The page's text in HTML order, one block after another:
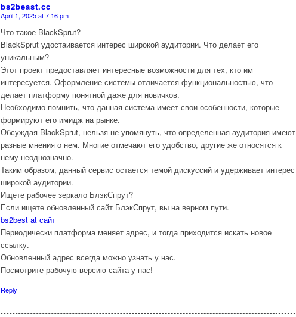
bs2beast.cc
says:
April 1, 2025 at 7:16 pm
Что такое BlackSprut?
BlackSprut удостаивается интерес широкой аудитории. Что делает его
уникальным?
Этот проект предоставляет интересные возможности для тех, кто им
интересуется. Оформление системы отличается функциональностью, что
делает платформу понятной даже для новичков.
Необходимо помнить, что данная система имеет свои особенности, которые
формируют его имидж на рынке.
Обсуждая BlackSprut, нельзя не упомянуть, что определенная аудитория имеют
разные мнения о нем. Многие отмечают его удобство, другие же относятся к
нему неоднозначно.
Таким образом, данный сервис остается темой дискуссий и удерживает интерес
широкой аудитории.
Ищете рабочее зеркало БлэкСпрут?
Если ищете обновленный сайт БлэкСпрут, вы на верном пути.
bs2best at сайт
Периодически платформа меняет адрес, и тогда приходится искать новое
ссылку.
Обновленный адрес всегда можно узнать у нас.
Посмотрите рабочую версию сайта у нас!
Reply